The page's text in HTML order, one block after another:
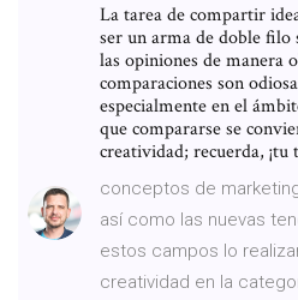
La tarea de compartir
ser un arma de doble filo
las opiniones de manera
comparaciones son
especialmente en el
que compararse se
creatividad; recuerda, ¡tu
conceptos de
así como las nuevas
estos campos lo
creatividad en la